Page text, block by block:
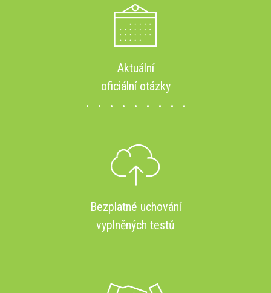
Aktuální
oficiální otázky
Bezplatné uchování
vyplněných testů